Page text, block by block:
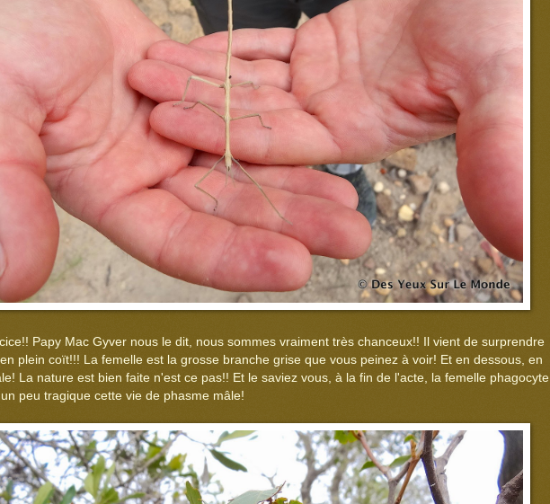
Papy Mac Gyver nous le dit, nous sommes vraiment très chanceux!! Il vient de surprendre
plein coït!!! La femelle est la grosse branche grise que vous peinez à voir! Et en dessous, en
La nature est bien faite n'est ce pas!! Et le saviez vous, à la fin de l'acte, la femelle phagocyte
peu tragique cette vie de phasme mâle!